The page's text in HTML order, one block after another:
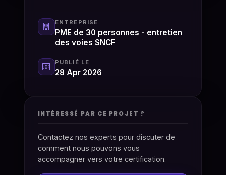
ENTREPRISE
PME de 30 personnes - entretien
des voies SNCF
PUBLIÉ LE
28 Apr 2026
INTÉRESSÉ PAR CE PROJET ?
Contactez nos experts pour discuter de
comment nous pouvons vous
accompagner vers votre certification.